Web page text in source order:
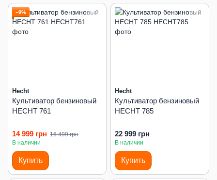
−9%
Hecht
Культиватор бензиновый
HECHT 761
14 999 грн 16 499 грн
В наличии
Купить
Hecht
Культиватор бензиновый
HECHT 785
22 999 грн
В наличии
Купить